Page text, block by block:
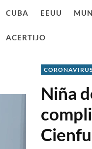
CUBA EEUU
ACERTIJO
Niña